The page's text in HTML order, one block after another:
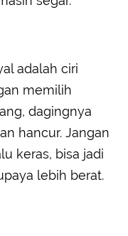
adalah ciri
memilih
dagingnya
hancur. Jangan
keras, bisa jadi
lebih berat.